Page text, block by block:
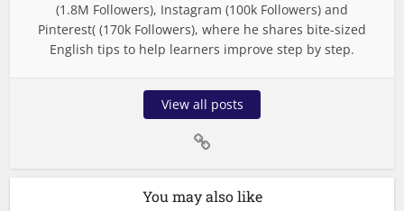
(1.8M Followers), Instagram (100k Followers) and
Pinterest( (170k Followers), where he shares bite-sized
English tips to help learners improve step by step.
View all posts
You may also like